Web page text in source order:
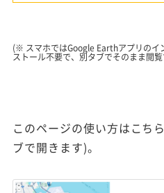
(※ スマホではGoogle Earthアプリのイ
ストール不要で、別タブでそのまま閲
このページの使い方はこち
ブで開きます)。